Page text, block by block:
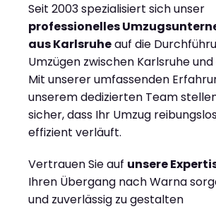
Seit 2003 spezialisiert sich unser
professionelles
aus Karlsruheauf die
Umzügen zwischen Karlsruhe
Mit unserer umfassenden
unserem dedizierten Team
sicher, dass Ihr Umzug
effizient verläuft.
Vertrauen Sie auf unsere
Ihren Übergang nach Warna
und zuverlässig zu gestalten